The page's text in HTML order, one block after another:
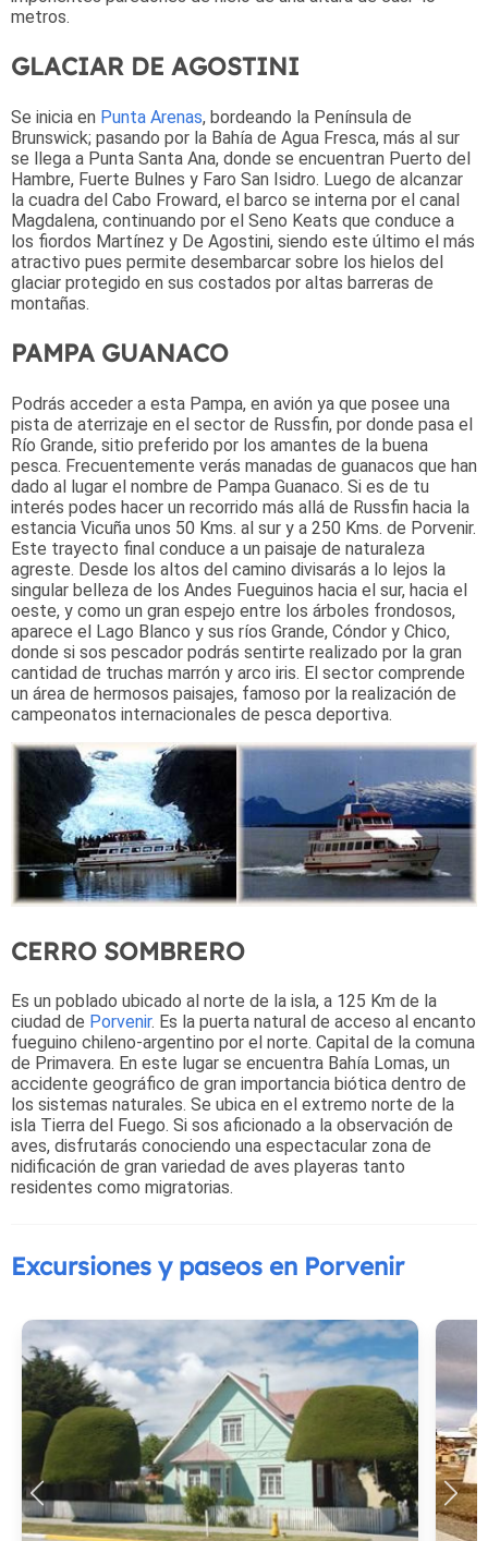
metros.
GLACIAR DE AGOSTINI
Se inicia en Punta Arenas, bordeando la Península de
Brunswick; pasando por la Bahía de Agua Fresca, más al sur
se llega a Punta Santa Ana, donde se encuentran Puerto del
Hambre, Fuerte Bulnes y Faro San Isidro. Luego de alcanzar
la cuadra del Cabo Froward, el barco se interna por el canal
Magdalena, continuando por el Seno Keats que conduce a
los fiordos Martínez y De Agostini, siendo este último el más
atractivo pues permite desembarcar sobre los hielos del
glaciar protegido en sus costados por altas barreras de
montañas.
PAMPA GUANACO
Podrás acceder a esta Pampa, en avión ya que posee una
pista de aterrizaje en el sector de Russfin, por donde pasa el
Río Grande, sitio preferido por los amantes de la buena
pesca. Frecuentemente verás manadas de guanacos que han
dado al lugar el nombre de Pampa Guanaco. Si es de tu
interés podes hacer un recorrido más allá de Russfin hacia la
estancia Vicuña unos 50 Kms. al sur y a 250 Kms. de Porvenir.
Este trayecto final conduce a un paisaje de naturaleza
agreste. Desde los altos del camino divisarás a lo lejos la
singular belleza de los Andes Fueguinos hacia el sur, hacia el
oeste, y como un gran espejo entre los árboles frondosos,
aparece el Lago Blanco y sus ríos Grande, Cóndor y Chico,
donde si sos pescador podrás sentirte realizado por la gran
cantidad de truchas marrón y arco iris. El sector comprende
un área de hermosos paisajes, famoso por la realización de
campeonatos internacionales de pesca deportiva.
CERRO SOMBRERO
Es un poblado ubicado al norte de la isla, a 125 Km de la
ciudad de Porvenir. Es la puerta natural de acceso al encanto
fueguino chileno-argentino por el norte. Capital de la comuna
de Primavera. En este lugar se encuentra Bahía Lomas, un
accidente geográfico de gran importancia biótica dentro de
los sistemas naturales. Se ubica en el extremo norte de la
isla Tierra del Fuego. Si sos aficionado a la observación de
aves, disfrutarás conociendo una espectacular zona de
nidificación de gran variedad de aves playeras tanto
residentes como migratorias.
Excursiones y paseos en Porvenir